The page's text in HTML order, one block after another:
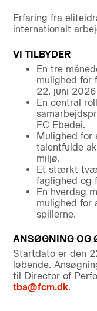
Erfaring fra
internationalt
VI TILBYDER
En tre
mulighed for
22. juni
En central
FC Ebedei.
Mulighed for
talentfulde
miljø.
Et stærkt
faglighed og
En hverdag
mulighed for
spillerne.
ANSØGNING OG
Startdato er den
løbende.
til Director of
tba@fcm.dk.